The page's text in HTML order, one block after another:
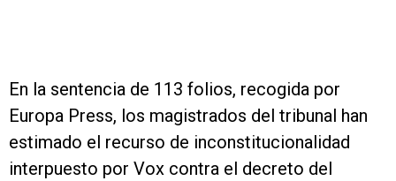
En la sentencia de 113 folios, recogida por
Europa Press, los magistrados del tribunal han
estimado el recurso de inconstitucionalidad
interpuesto por Vox contra el decreto del